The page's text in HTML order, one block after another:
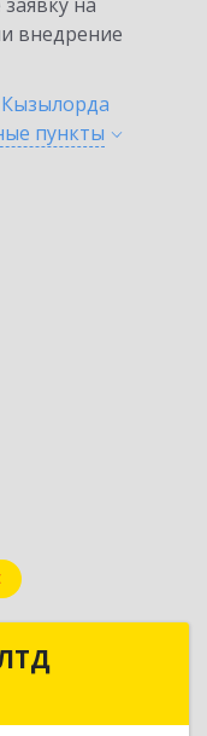
внедрение
Кызылорда
пункты
ЛТД